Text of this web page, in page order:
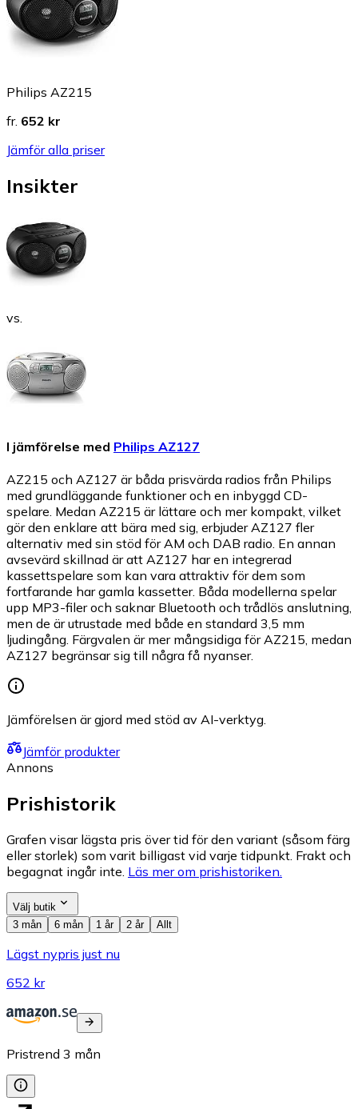
Philips AZ215
fr. 652 kr
Jämför alla priser
Insikter
vs.
I jämförelse med Philips AZ127
AZ215 och AZ127 är båda prisvärda radios från Philips
med grundläggande funktioner och en inbyggd CD-
spelare. Medan AZ215 är lättare och mer kompakt, vilket
gör den enklare att bära med sig, erbjuder AZ127 fler
alternativ med sin stöd för AM och DAB radio. En annan
avsevärd skillnad är att AZ127 har en integrerad
kassettspelare som kan vara attraktiv för dem som
fortfarande har gamla kassetter. Båda modellerna spelar
upp MP3-filer och saknar Bluetooth och trådlös anslutning,
men de är utrustade med både en standard 3,5 mm
ljudingång. Färgvalen är mer mångsidiga för AZ215, medan
AZ127 begränsar sig till några få nyanser.
Jämförelsen är gjord med stöd av AI-verktyg.
Jämför produkter
Annons
Prishistorik
Grafen visar lägsta pris över tid för den variant (såsom färg
eller storlek) som varit billigast vid varje tidpunkt. Frakt och
begagnat ingår inte. Läs mer om prishistoriken.
Välj butik
3 mån
6 mån 1 år 2 år Allt
Lägst nypris just nu
652 kr
Pristrend 3 mån